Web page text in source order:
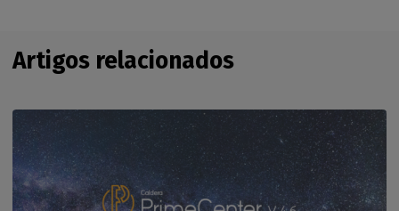
Artigos relacionados